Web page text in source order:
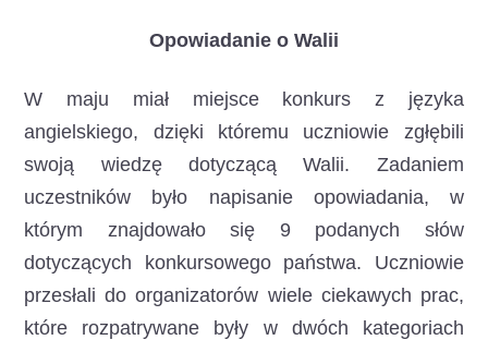
Opowiadanie o Walii
W maju miał miejsce konkurs z języka
angielskiego, dzięki któremu uczniowie zgłębili
swoją wiedzę dotyczącą Walii. Zadaniem
uczestników było napisanie opowiadania, w
którym znajdowało się 9 podanych słów
dotyczących konkursowego państwa. Uczniowie
przesłali do organizatorów wiele ciekawych prac,
które rozpatrywane były w dwóch kategoriach